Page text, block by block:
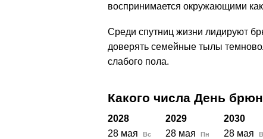
воспринимается окружающими
Среди спутниц жизни лидируют
доверять семейные тылы
слабого пола.
Какого числа День
2028 2029
2030
28 мая
Вс 28 мая Пн 28 мая